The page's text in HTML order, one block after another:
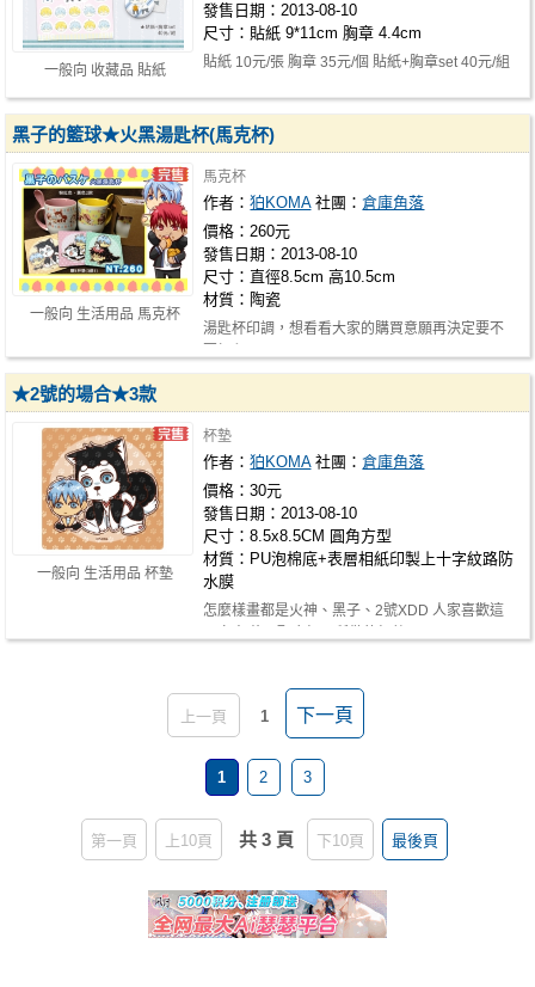
一般向 收藏品 貼紙
發售日期：2013-08-10
尺寸：貼紙 9*11cm 胸章 4.4cm
貼紙 10元/張 胸章 35元/個 貼紙+胸章set 40元/組
一般向 生活用品 馬克杯
黑子的籃球★火黑湯匙杯(馬克杯)
馬克杯
作者：狛KOMA 社團：倉庫角落
價格：260元
發售日期：2013-08-10
尺寸：直徑8.5cm 高10.5cm
材質：陶瓷
湯匙杯印調，想看看大家的購買意願再決定要不
一般向 生活用品 杯墊
★2號的場合★3款
杯墊
作者：狛KOMA 社團：倉庫角落
價格：30元
發售日期：2013-08-10
尺寸：8.5x8.5CM 圓角方型
材質：PU泡棉底+表層相紙印製上十字紋路防
水膜
怎麼樣畫都是火神、黑子、2號XDD 人家喜歡這
上一頁 1 下一頁
1 2 3
第一頁 上10頁 共 3 頁 下10頁 最後頁